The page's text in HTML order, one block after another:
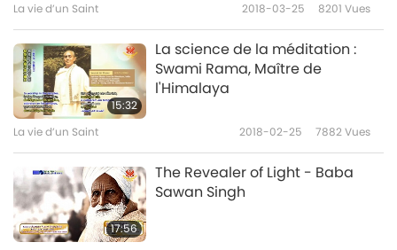
La vie d’un Saint 2018-03-25 8201 Vues
15:32
La science de la méditation :
Swami Rama, Maître de
l'Himalaya
La vie d’un Saint 2018-02-25 7882Vues
17:56
The Revealer of Light - Baba
Sawan Singh